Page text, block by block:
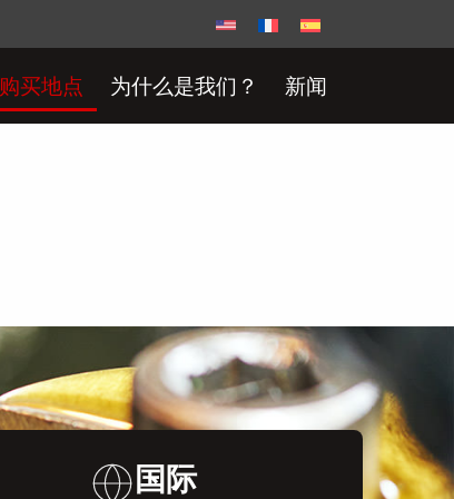
购买地点 为什么是我们？ 新闻
国际